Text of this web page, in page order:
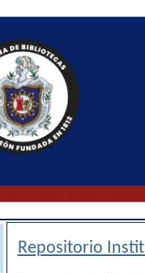
Repositorio